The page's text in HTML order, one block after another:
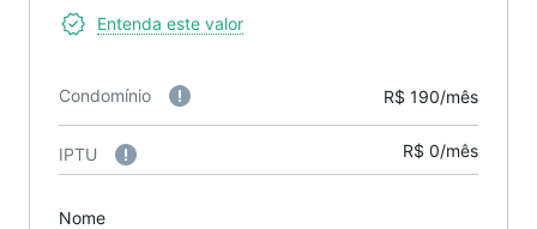
Entenda este valor
Condomínio R$ 190/mês
IPTU R$ 0/mês
Nome